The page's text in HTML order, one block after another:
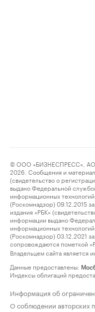
© ООО «БИЗНЕСПРЕСС»,
2026. Сообщения и
(свидетельство о
выдано Федеральной
информационных
(Роскомнадзор) 09.12.2015
издания «РБК»
информации выдано
информационных
(Роскомнадзор) 03.12.2021
сопровождаются пометкой
Владельцем сайта является
Данные предоставлены:
Индексы облигаций
Информация об
О соблюдении авторских